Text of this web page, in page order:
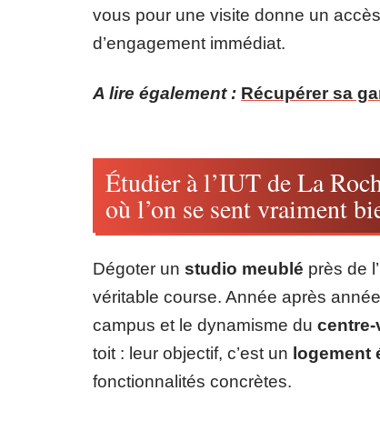
vous pour une visite donne un
d’engagement immédiat.
A lire également : Récupérer sa
Étudier à l’IUT de La
où l’on se sent vraiment
Dégoter un studio meublé près de
véritable course. Année après
campus et le dynamisme du centre-
toit : leur objectif, c’est un logement
fonctionnalités concrètes.